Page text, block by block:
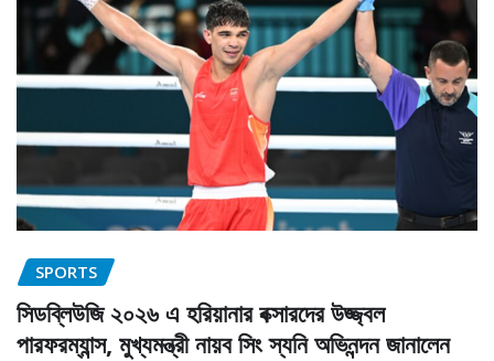
SPORTS
সিডব্লিউজি ২০২৬ এ হরিয়ানার বক্সারদের উজ্জ্বল
পারফরম্যান্স, মুখ্যমন্ত্রী নায়ব সিং স্যনি অভিনন্দন জানালেন